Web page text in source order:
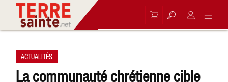
ACTUALITÉS
La communauté chrétienne cible